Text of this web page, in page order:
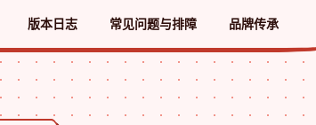
版本日志 常见问题与排障 品牌传承